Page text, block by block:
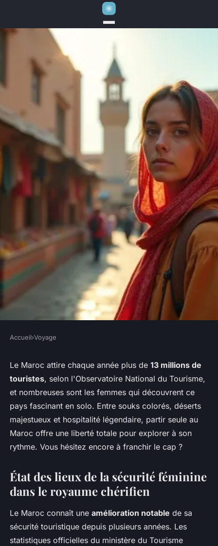
VOYAGE
Voyage en solo au Maroc : tout
savoir sur la sécurité
Adalric•06/07/2026 06:30 •8 min de lecture
Accueil›Voyage
Le Maroc attire chaque année plus de 13 millions de
touristes, selon l'Observatoire National du Tourisme,
et nombreuses sont les femmes qui découvrent ce
pays fascinant en solo. Entre souks colorés, déserts
majestueux et hospitalité légendaire, partir seule au
Maroc offre une liberté totale pour explorer à son
rythme. Vous hésitez encore à franchir le cap ?
État des lieux de la sécurité féminine
dans le royaume chérifien
Le Maroc connaît une amélioration notable de sa
sécurité touristique depuis plusieurs années. Les
statistiques officielles du ministère du Tourisme